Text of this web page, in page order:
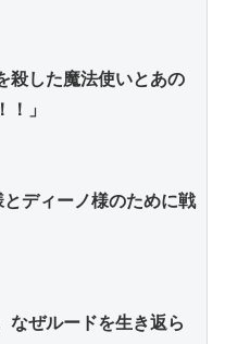
殺した魔法使いとあの
」
とディーノ様のために戦
なぜルードを生き返ら